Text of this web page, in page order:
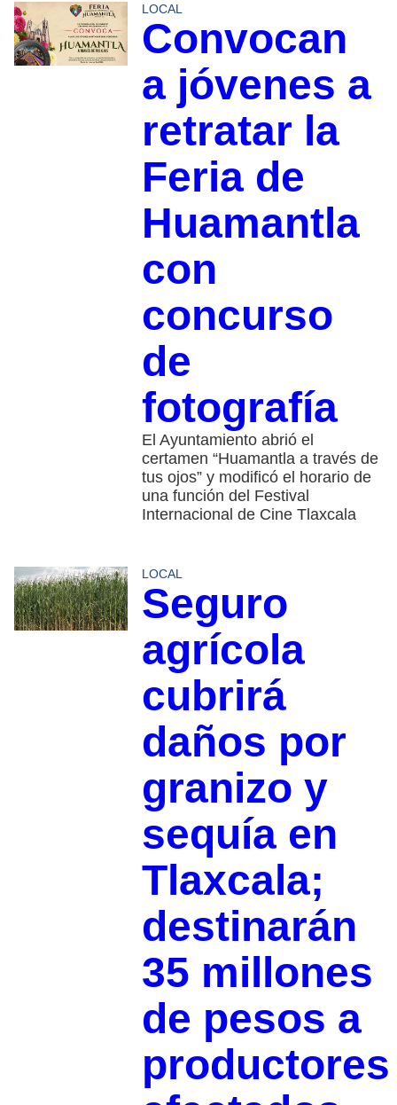
LOCAL
Convocan
a jóvenes a
retratar la
Feria de
Huamantla
con
concurso
de
fotografía
El Ayuntamiento abrió el
certamen “Huamantla a través de
tus ojos” y modificó el horario de
una función del Festival
Internacional de Cine Tlaxcala
LOCAL
Seguro
agrícola
cubrirá
daños por
granizo y
sequía en
Tlaxcala;
destinarán
35 millones
de pesos a
productores